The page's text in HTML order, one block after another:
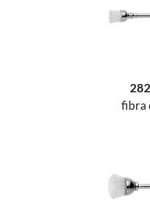
fibra